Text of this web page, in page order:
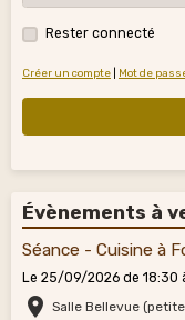
Rester connecté
Créer un compte Mot de
Évènements à
Séance - Cuisine à
Le 25/09/2026 de 18:30
Salle Bellevue